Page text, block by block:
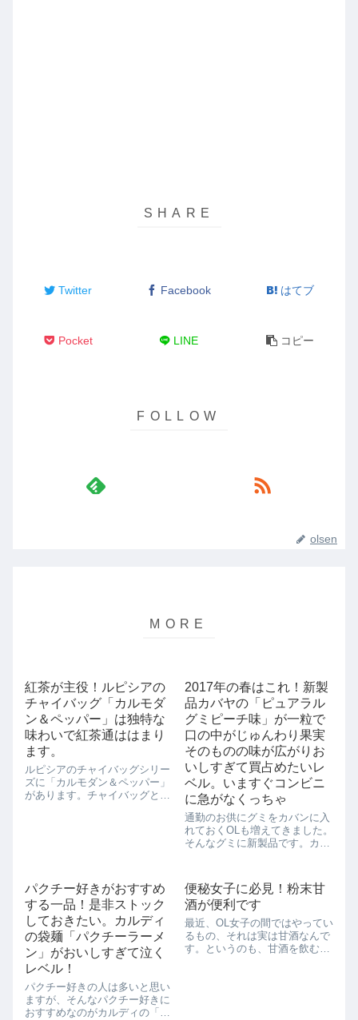
Twitter Facebook はてブ
Pocket LINE コピー
olsen
紅茶が主役！ルピシアの
チャイバッグ「カルモダ
ン＆ペッパー」は独特な
味わいで紅茶通ははまり
ます。
ルピシアのチャイバッグシリー
ズに「カルモダン＆ペッパー」
があります。チャイバッグとい
2017年の春はこれ！新製
品カバヤの「ピュアラル
グミピーチ味」が一粒で
口の中がじゅんわり果実
そのものの味が広がりお
いしすぎて買占めたいレ
ベル。いますぐコンビニ
に急がなくっちゃ
通勤のお供にグミをカバンに入
れておくOLも増えてきました。
そんなグミに新製品です。カバ
グミ」ピーチ味のいいところは
果汁感たっぷりで桃のみずみず
しさを楽しめる 甘酸っぱくて女
子好み...
パクチー好きがおすすめ
する一品！是非ストック
しておきたい。カルディ
の袋麺「パクチーラーメ
ン」がおいしすぎて泣く
レベル！
パクチー好きの人は多いと思い
ますが、そんなパクチー好きに
おすすめなのがカルディの「パ
便秘女子に必見！粉末甘
酒が便利です
最近、OL女子の間ではやってい
るもの、それは実は甘酒なんで
す。というのも、甘酒を飲むと